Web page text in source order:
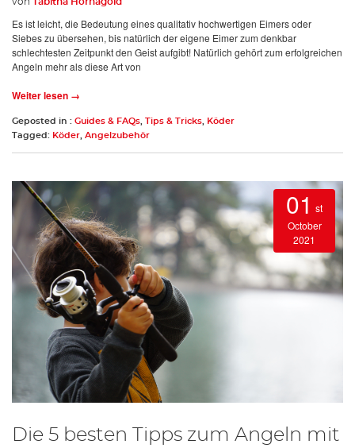
Es ist leicht, die Bedeutung eines qualitativ hochwertigen Eimers oder
Siebes zu übersehen, bis natürlich der eigene Eimer zum denkbar
schlechtesten Zeitpunkt den Geist aufgibt! Natürlich gehört zum erfolgreichen
Angeln mehr als diese Art von
Weiter lesen →
Geposted in : Guides & FAQs, Tips & Tricks, Köder
Tagged: Köder, Angelzubehör
01 st
October
2021
Die 5 besten Tipps zum Angeln mit